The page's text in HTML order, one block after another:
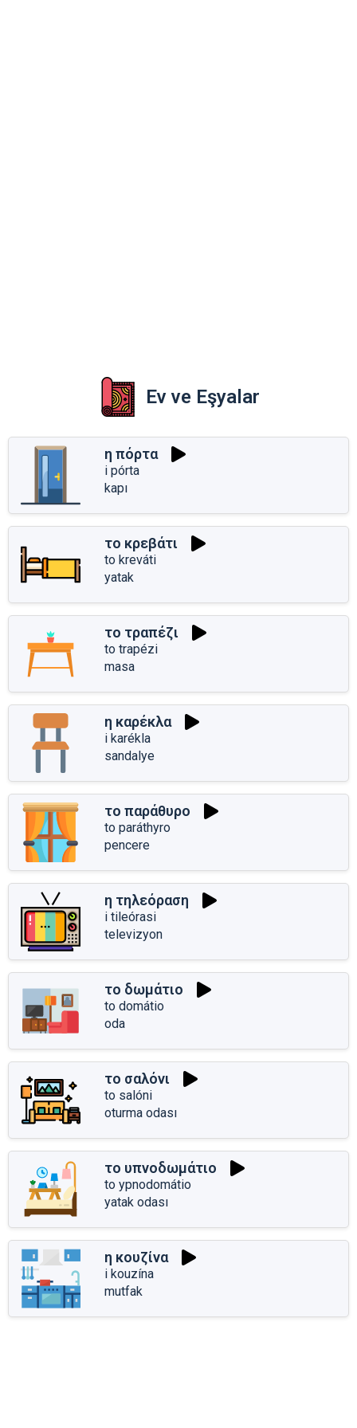
Ev ve Eşyalar
η πόρτα
i pórta
kapı
το κρεβάτι
to kreváti
yatak
το τραπέζι
to trapézi
masa
η καρέκλα
i karékla
sandalye
το παράθυρο
to paráthyro
pencere
η τηλεόραση
i tileórasi
televizyon
το δωμάτιο
to domátio
oda
το σαλόνι
to salóni
oturma odası
το υπνοδωμάτιο
to ypnodomátio
yatak odası
η κουζίνα
i kouzína
mutfak